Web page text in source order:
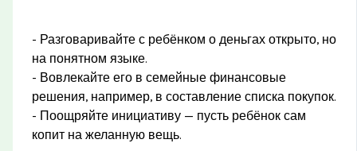
- Разговаривайте с ребёнком о деньгах открыто, но
на понятном языке.
- Вовлекайте его в семейные финансовые
решения, например, в составление списка покупок.
- Поощряйте инициативу — пусть ребёнок сам
копит на желанную вещь.